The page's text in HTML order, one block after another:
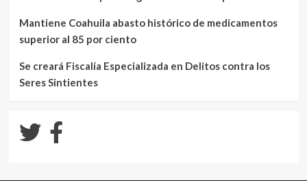
Mantiene Coahuila abasto histórico de medicamentos
superior al 85 por ciento
Se creará Fiscalía Especializada en Delitos contra los
Seres Sintientes